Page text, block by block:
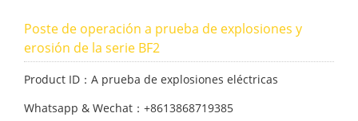
Poste de operación a prueba de explosiones y
erosión de la serie BF2
Product ID：A prueba de explosiones eléctricas
Whatsapp & Wechat：+8613868719385